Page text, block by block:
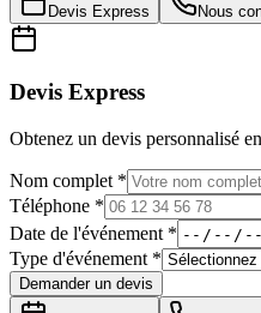
Devis Express Nous
Devis Express
Obtenez un devis personnalisé
Nom complet *
Téléphone *
Date de l'événement *
Type d'événement *
Demander un devis